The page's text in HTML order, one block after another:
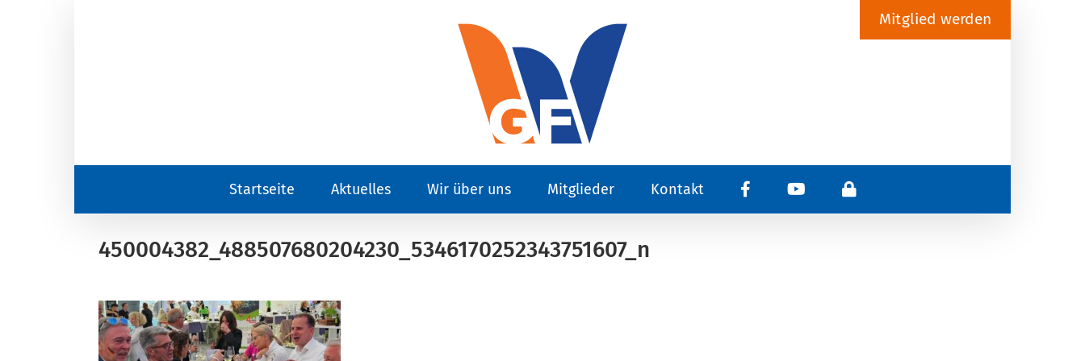
Mitglied werden
Startseite Aktuelles Wir über uns Mitglieder Kontakt
450004382_488507680204230_5346170252343751607_n